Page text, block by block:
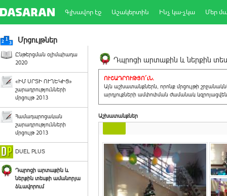
Գլխավոր էջ Աշակերտին Ինչ կա-չկա Մեր
Մրցույթներ
Ընթերցման օլիմպիադա
2020
«ԻՄ ՍՐՏԻ ՈՒՂԵԿԻՑ»
շարադրությունների
մրցույթ 2013
Համադպրոցական
շարադրությունների
մրցույթ 2013
DUEL PLUS
Դպրոցի արտաքին և
ներքին տեսքի ամանորյա
ձևավորում
Դպրոցի արտաքին և ներքին
ՈՒՇԱԴՐՈՒԹՅՈ´ւՆ.
Այն աշխատանքներն, որոնք մրցույթի
արդյուքների ամփոփման ժամանակ
Աշխատանքներ